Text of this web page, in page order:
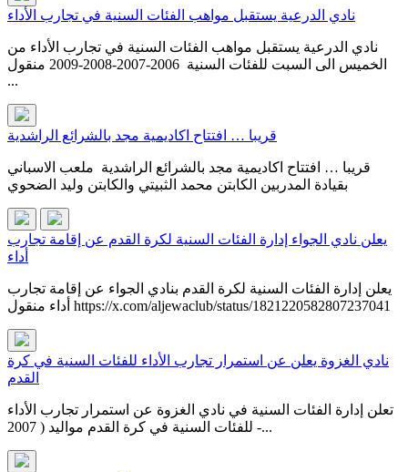
نادي الدرعية يستقبل مواهب الفئات السنية في تجارب الأداء
نادي الدرعية يستقبل مواهب الفئات السنية في تجارب الأداء من
الخميس الى السبت للفئات السنية 2006-2007-2008-2009 منقول
...
قريبا … افتتاح اكاديمية مجد بالشرائع الراشدية
قريبا … افتتاح اكاديمية مجد بالشرائع الراشدية ملعب الاسباني
يعلن نادي الجواء إدارة الفئات السنية لكرة القدم عن إقامة تجارب
أداء
يعلن إدارة الفئات السنية لكرة القدم بنادي الجواء عن إقامة تجارب
أداء منقول https://x.com/aljewaclub/status/1821220582807237041
نادي الغزوة يعلن عن استمرار تجارب الأداء للفئات السنية في كرة
القدم
تعلن إدارة الفئات السنية في نادي الغزوة عن استمرار تجارب الأداء
للفئات السنية في كرة القدم مواليد ( 2007 -...